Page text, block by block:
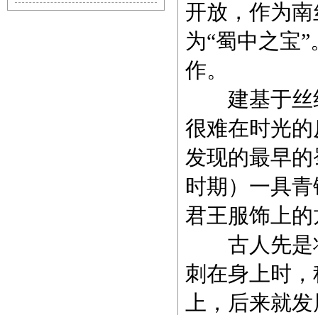
开放，作为
为“蜀中之宝
作。
建基于丝织
很难在时光
发现的最早
时期）一具
君王服饰上
古人先是将
刺在身上时
上，后来就